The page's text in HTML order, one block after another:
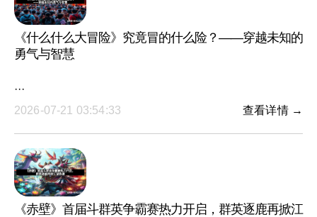
《什么什么大冒险》究竟冒的什么险？——穿越未知的
勇气与智慧
···
2026-07-21 03:54:33
查看详情 →
《赤壁》首届斗群英争霸赛热力开启，群英逐鹿再掀江